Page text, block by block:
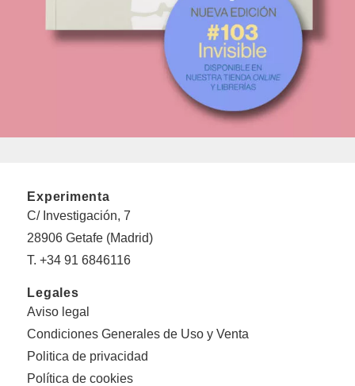
Experimenta
C/ Investigación, 7
28906 Getafe (Madrid)
T. +34 91 6846116
Legales
Aviso legal
Condiciones Generales de Uso y Venta
Politica de privacidad
Política de cookies